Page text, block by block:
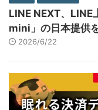
LINE NEXT、LINE
mini」の日本提供
2026/6/22